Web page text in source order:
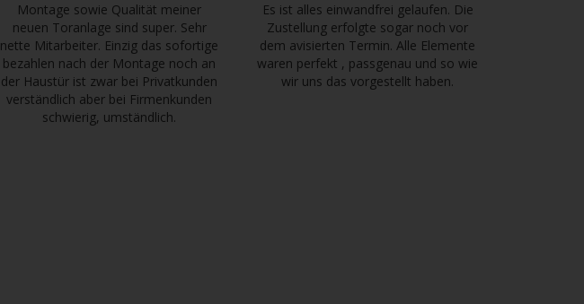
Montage sowie Qualität meiner
neuen Toranlage sind super. Sehr
nette Mitarbeiter. Einzig das sofortige
bezahlen nach der Montage noch an
der Haustür ist zwar bei Privatkunden
verständlich aber bei Firmenkunden
schwierig, umständlich.
Es ist alles einwandfrei gelaufen. Die
Zustellung erfolgte sogar noch vor
dem avisierten Termin. Alle Elemente
waren perfekt , passgenau und so wie
wir uns das vorgestellt haben.